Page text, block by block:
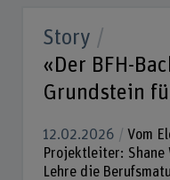
Story
«Der BFH-
Grundstein
12.02.2026
Vom
Projektleiter:
Lehre die